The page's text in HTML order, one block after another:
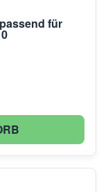
für